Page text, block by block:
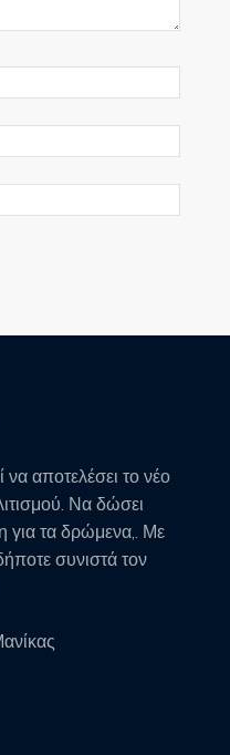
αποτελέσει το νέο
Να δώσει
για τα δρώμενα,. Με
συνιστά τον